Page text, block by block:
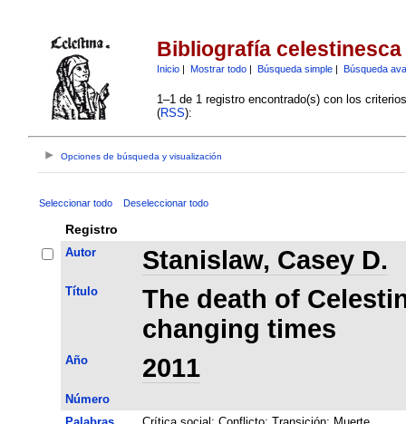
Bibliografía celestinesca
Inicio| Mostrar todo| Búsqueda simple| Búsqueda
1–1 de 1 registro encontrado(s) con los
(RSS):
Opciones de búsqueda y visualización
Seleccionar todo Deseleccionar todo
Registro
Autor Stanislaw, Casey D.
Título
The death of
changing times
Año 2011
Número